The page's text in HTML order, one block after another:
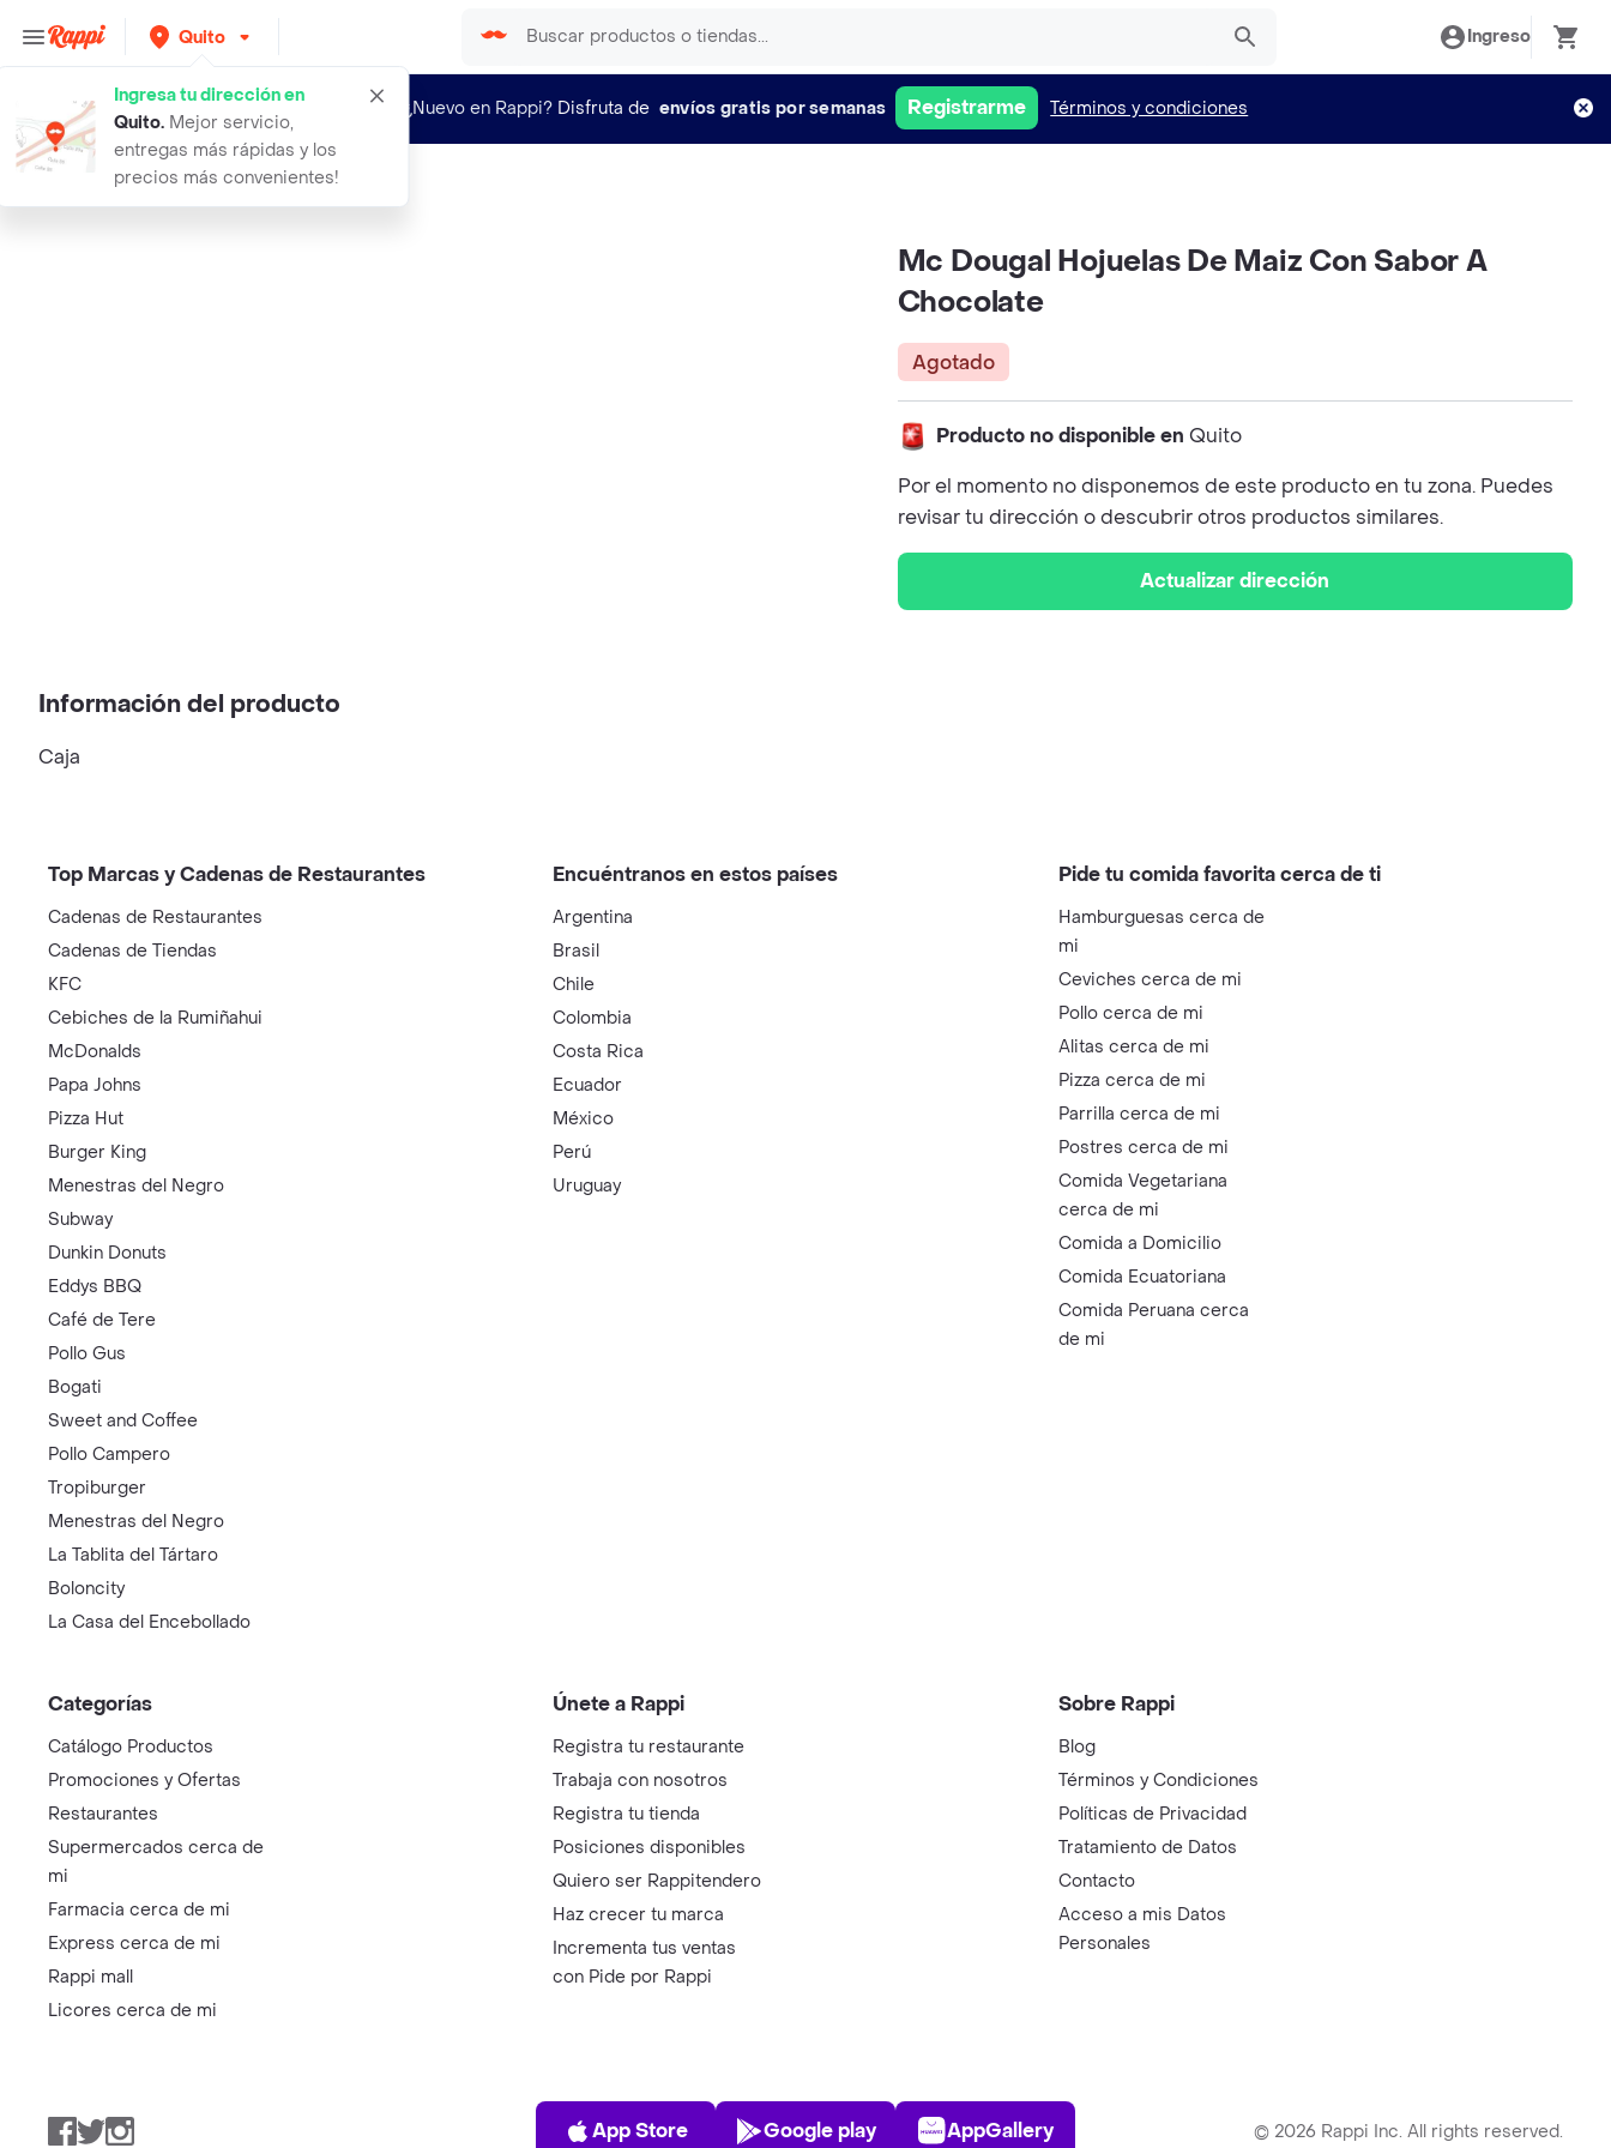
Quito
Ingresa tu dirección en
Quito. Mejor servicio,
entregas más rápidas y los
precios más convenientes!
Ingreso
¿Nuevo en Rappi? Disfruta de envíos gratis por semanas Registrarme Términos y condiciones
mc dougal hojuelas de maiz con sabo
Mc Dougal Hojuelas De Maiz Con Sabor A
Chocolate
Agotado
Producto no disponible en Quito
Por el momento no disponemos de este producto en tu zona. Puedes
revisar tu dirección o descubrir otros productos similares.
Actualizar dirección
Información del producto
Caja
Top Marcas y Cadenas de Restaurantes
Cadenas de Restaurantes
Cadenas de Tiendas
KFC
Cebiches de la Rumiñahui
McDonalds
Papa Johns
Pizza Hut
Burger King
Menestras del Negro
Subway
Dunkin Donuts
Eddys BBQ
Café de Tere
Pollo Gus
Bogati
Sweet and Coffee
Pollo Campero
Tropiburger
Menestras del Negro
La Tablita del Tártaro
Boloncity
La Casa del Encebollado
Encuéntranos en estos países
Argentina
Brasil
Chile
Colombia
Costa Rica
Ecuador
México
Perú
Uruguay
Pide tu comida favorita cerca de ti
Hamburguesas cerca de
mi
Ceviches cerca de mi
Pollo cerca de mi
Alitas cerca de mi
Pizza cerca de mi
Parrilla cerca de mi
Postres cerca de mi
Comida Vegetariana
cerca de mi
Comida a Domicilio
Comida Ecuatoriana
Comida Peruana cerca
de mi
Categorías
Catálogo Productos
Promociones y Ofertas
Restaurantes
Supermercados cerca de
mi
Farmacia cerca de mi
Express cerca de mi
Rappi mall
Licores cerca de mi
Únete a Rappi
Registra tu restaurante
Trabaja con nosotros
Registra tu tienda
Posiciones disponibles
Quiero ser Rappitendero
Haz crecer tu marca
Incrementa tus ventas
con Pide por Rappi
Sobre Rappi
Blog
Términos y Condiciones
Políticas de Privacidad
Tratamiento de Datos
Contacto
Acceso a mis Datos
Personales
Facebook
TwitterInstagram
App Store
App Store
Play Store
Google play
AppGallery
AppGallery © 2026 Rappi Inc. All rights reserved.